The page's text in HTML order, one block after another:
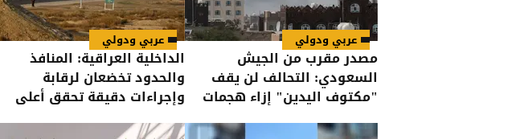
عربي ودولي
مصدر مقرب من الجيش
السعودي: التحالف لن يقف
"مكتوف اليدين" إزاء هجمات
عربي ودولي
الداخلية العراقية: المنافذ
والحدود تخضعان لرقابة
وإجراءات دقيقة تحقق أعلى